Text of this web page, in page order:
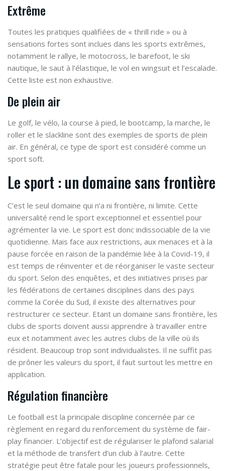
Extrême
Toutes les pratiques qualifiées de « thrill ride » ou à
sensations fortes sont inclues dans les sports extrêmes,
notamment le rallye, le motocross, le barefoot, le ski
nautique, le saut à l’élastique, le vol en wingsuit et l’escalade.
Cette liste est non exhaustive.
De plein air
Le golf, le vélo, la course à pied, le bootcamp, la marche, le
roller et le slackline sont des exemples de sports de plein
air. En général, ce type de sport est considéré comme un
sport soft.
Le sport : un domaine sans frontière
C’est le seul domaine qui n’a ni frontière, ni limite. Cette
universalité rend le sport exceptionnel et essentiel pour
agrémenter la vie. Le sport est donc indissociable de la vie
quotidienne. Mais face aux restrictions, aux menaces et à la
pause forcée en raison de la pandémie liée à la Covid-19, il
est temps de réinventer et de réorganiser le vaste secteur
du sport. Selon des enquêtes, et des initiatives prises par
les fédérations de certaines disciplines dans des pays
comme la Corée du Sud, il existe des alternatives pour
restructurer ce secteur. Etant un domaine sans frontière, les
clubs de sports doivent aussi apprendre à travailler entre
eux et notamment avec les autres clubs de la ville où ils
résident. Beaucoup trop sont individualistes. Il ne suffit pas
de prôner les valeurs du sport, il faut surtout les mettre en
application.
Régulation financière
Le football est la principale discipline concernée par ce
règlement en regard du renforcement du système de fair-
play financier. L’objectif est de régulariser le plafond salarial
et la méthode de transfert d’un club à l’autre. Cette
stratégie peut être fatale pour les joueurs professionnels,